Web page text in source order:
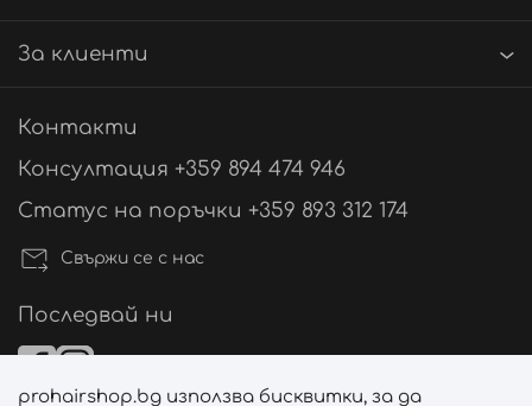
За клиенти
Контакти
Консултация +359 894 474 946
Статус на поръчки +359 893 312 174
Свържи се с нас
Последвай ни
prohairshop.bg използва бисквитки, за да